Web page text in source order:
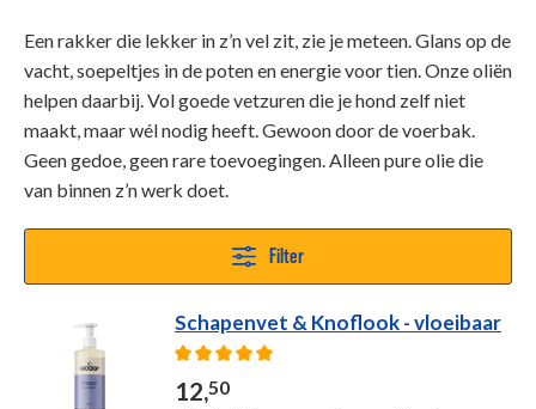
Een rakker die lekker in z’n vel zit, zie je meteen. Glans op de
vacht, soepeltjes in de poten en energie voor tien. Onze oliën
helpen daarbij. Vol goede vetzuren die je hond zelf niet
maakt, maar wél nodig heeft. Gewoon door de voerbak.
Geen gedoe, geen rare toevoegingen. Alleen pure olie die
van binnen z’n werk doet.
Filter
Schapenvet & Knoflook - vloeibaar
Gemiddelde waardering van 5 van 5 sterren
12,50